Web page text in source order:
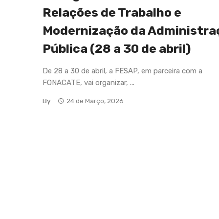
Relações de Trabalho e
Modernização da
Pública (28 a 30 de abril)
De 28 a 30 de abril, a FESAP, em parceira com a
FONACATE, vai organizar, ...
By 24 de Março, 2026